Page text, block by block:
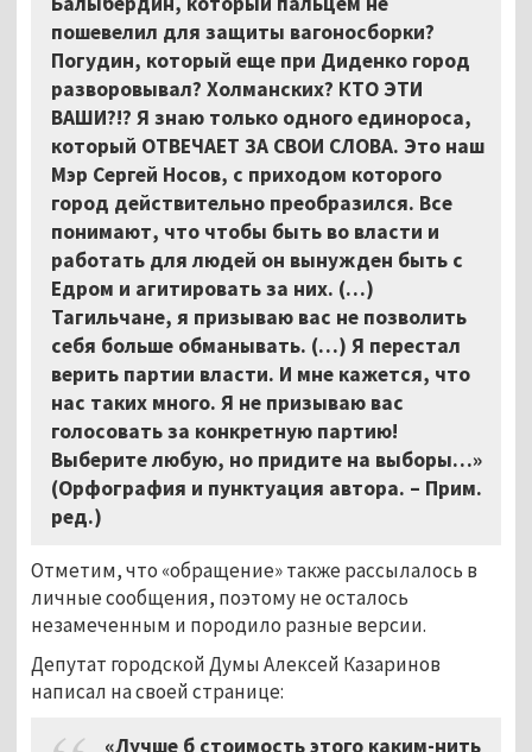
пошевелил для защиты вагоносборки?
Погудин, который еще при Диденко город
разворовывал? Холманских? КТО ЭТИ
ВАШИ?!? Я знаю только одного единороса,
который ОТВЕЧАЕТ ЗА СВОИ СЛОВА. Это наш
Мэр Сергей Носов, с приходом которого
город действительно преобразился. Все
понимают, что чтобы быть во власти и
работать для людей он вынужден быть с
Едром и агитировать за них. (…)
Тагильчане, я призываю вас не позволить
себя больше обманывать. (…) Я перестал
верить партии власти. И мне кажется, что
нас таких много. Я не призываю вас
голосовать за конкретную партию!
Выберите любую, но придите на выборы…»
(Орфография и пунктуация автора. – Прим.
ред.)
Отметим, что «обращение» также рассылалось в
личные сообщения, поэтому не осталось
незамеченным и породило разные версии.
Депутат городской Думы Алексей Казаринов
написал на своей странице:
«Лучше б стоимость этого каким-нить